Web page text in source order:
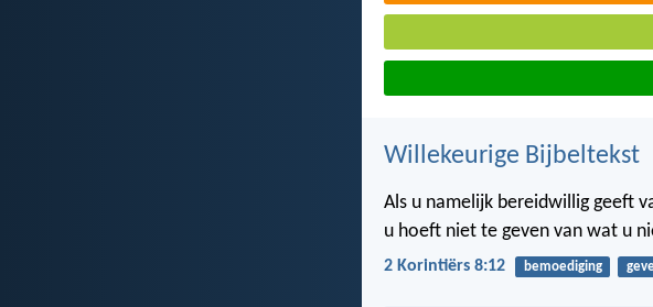
Willekeurige Bijbeltekst
Als u namelijk bereidwillig geeft
u hoeft niet te geven van wat u
2 Korintiërs 8:12 bemoediging